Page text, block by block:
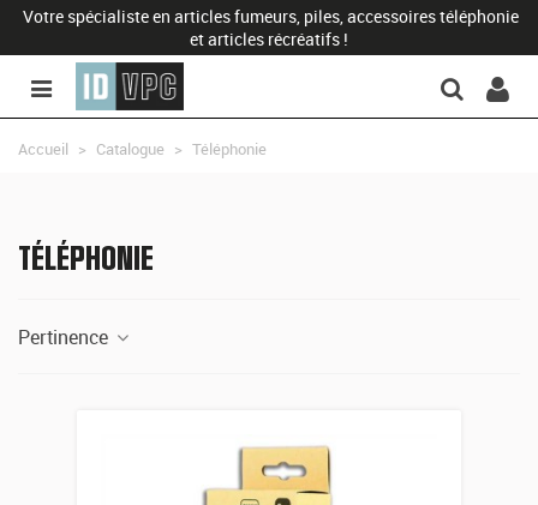
Votre spécialiste en articles fumeurs, piles, accessoires téléphonie
et articles récréatifs !
Accueil > Catalogue > Téléphonie
TÉLÉPHONIE
Pertinence